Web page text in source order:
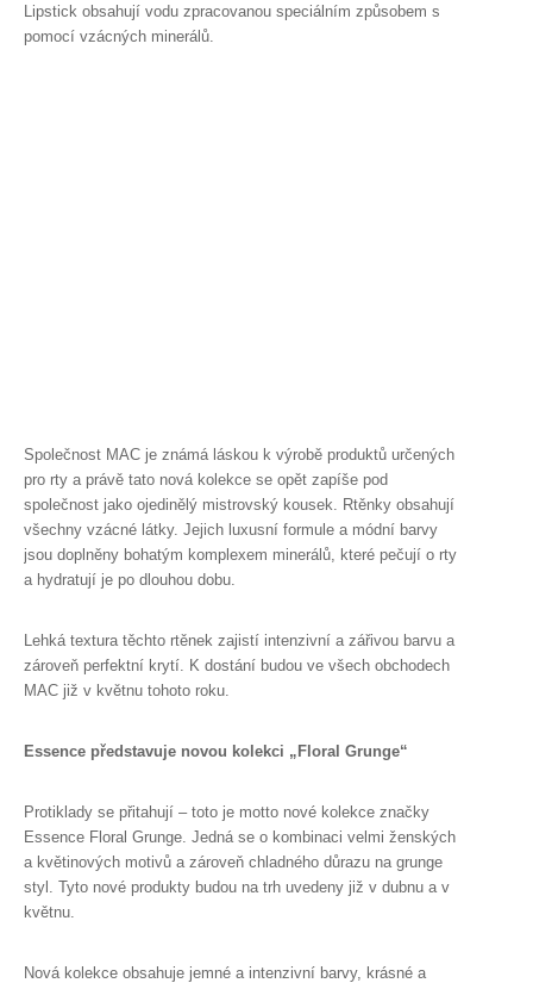
Lipstick obsahují vodu zpracovanou speciálním způsobem s
pomocí vzácných minerálů.
Společnost MAC je známá láskou k výrobě produktů určených
pro rty a právě tato nová kolekce se opět zapíše pod
společnost jako ojedinělý mistrovský kousek. Rtěnky obsahují
všechny vzácné látky. Jejich luxusní formule a módní barvy
jsou doplněny bohatým komplexem minerálů, které pečují o rty
a hydratují je po dlouhou dobu.
Lehká textura těchto rtěnek zajistí intenzivní a zářivou barvu a
zároveň perfektní krytí. K dostání budou ve všech obchodech
MAC již v květnu tohoto roku.
Essence představuje novou kolekci „Floral Grunge“
Protiklady se přitahují – toto je motto nové kolekce značky
Essence Floral Grunge. Jedná se o kombinaci velmi ženských
a květinových motivů a zároveň chladného důrazu na grunge
styl. Tyto nové produkty budou na trh uvedeny již v dubnu a v
květnu.
Nová kolekce obsahuje jemné a intenzivní barvy, krásné a